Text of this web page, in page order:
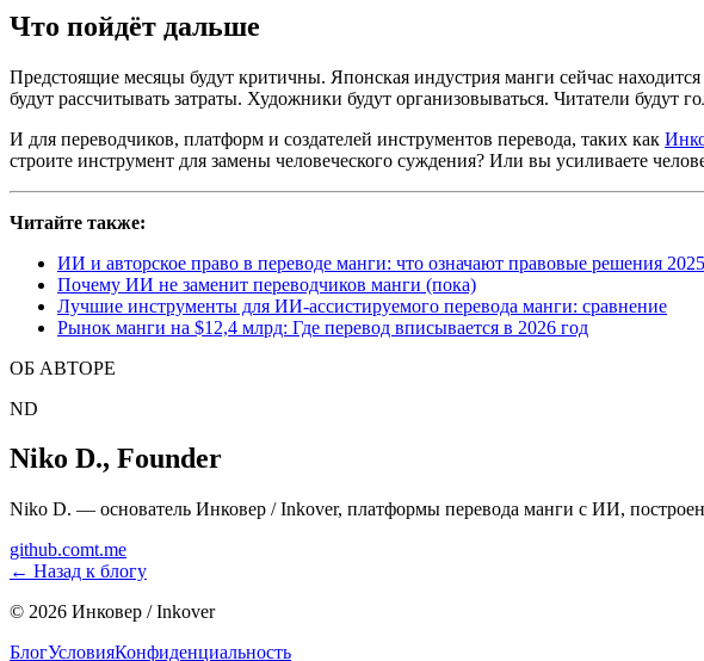
Что пойдёт дальше
Предстоящие месяцы будут критичны. Японская индустрия манги сейчас
будут рассчитывать затраты. Художники будут организовываться. Читатели будут
И для переводчиков, платформ и создателей инструментов перевода, таких как
строите инструмент для замены человеческого суждения? Или вы усиливаете
Читайте также:
ИИ и авторское право в переводе манги: что означают правовые решения
Почему ИИ не заменит переводчиков манги (пока)
Лучшие инструменты для ИИ-ассистируемого перевода манги: сравнение
Рынок манги на $12,4 млрд: Где перевод вписывается в 2026 год
ОБ АВТОРЕ
ND
Niko D., Founder
Niko D. — основатель Инковер / Inkover, платформы перевода манги с ИИ,
github.comt.me
← Назад к блогу
© 2026 Инковер / Inkover
БлогУсловияКонфиденциальность